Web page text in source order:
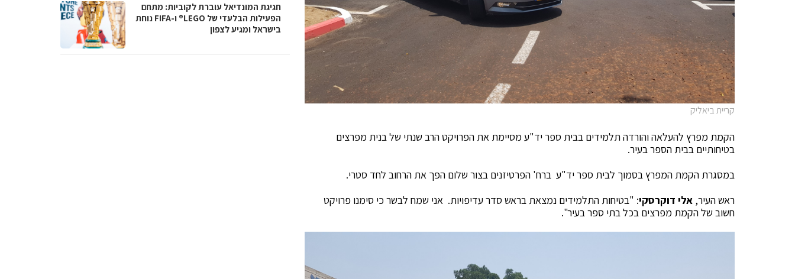
קריית ביאליק
הקמת מפרץ להעלאה והורדה תלמידים בבית ספר יד"ע מסיימת את הפרויקט הרב שנתי של בנית מפרצים
בטיחותיים בבית הספר בעיר.
במסגרת הקמת המפרץ בסמוך לבית ספר יד"ע ברח' הפרטיזנים בצור שלום הפך את הרחוב לחד סטרי.
ראש העיר, אלי דוקרסקי: "בטיחות התלמידים נמצאת בראש סדר עדיפויות. אני שמח לבשר כי סימנו פרויקט
חשוב של הקמת מפרצים בכל בתי ספר בעיר".
חגיגת המונדיאל עוברת לקוביות: מתחם
הפעילות הבלעדי של LEGO® ו-FIFA נוחת
בישראל ומגיע לצפון